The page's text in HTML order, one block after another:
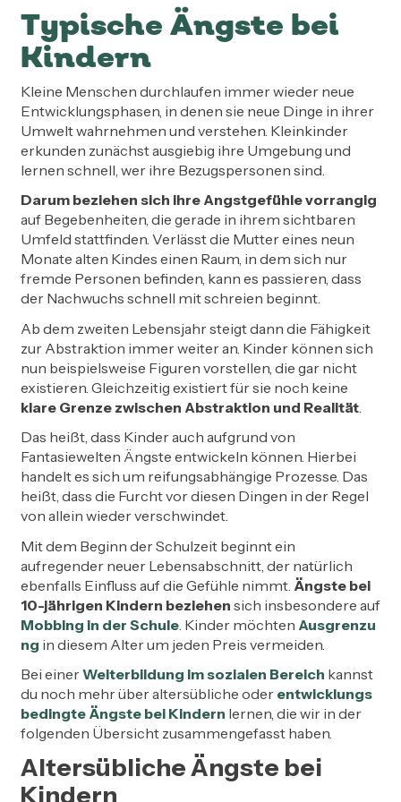
Typische Ängste bei
Kindern
Kleine Menschen durchlaufen immer wieder neue
Entwicklungsphasen, in denen sie neue Dinge in ihrer
Umwelt wahrnehmen und verstehen. Kleinkinder
erkunden zunächst ausgiebig ihre Umgebung und
lernen schnell, wer ihre Bezugspersonen sind.
Darum beziehen sich ihre Angstgefühle vorrangig
auf Begebenheiten, die gerade in ihrem sichtbaren
Umfeld stattfinden. Verlässt die Mutter eines neun
Monate alten Kindes einen Raum, in dem sich nur
fremde Personen befinden, kann es passieren, dass
der Nachwuchs schnell mit schreien beginnt.
Ab dem zweiten Lebensjahr steigt dann die Fähigkeit
zur Abstraktion immer weiter an. Kinder können sich
nun beispielsweise Figuren vorstellen, die gar nicht
existieren. Gleichzeitig existiert für sie noch keine
klare Grenze zwischen Abstraktion und Realität.
Das heißt, dass Kinder auch aufgrund von
Fantasiewelten Ängste entwickeln können. Hierbei
handelt es sich um reifungsabhängige Prozesse. Das
heißt, dass die Furcht vor diesen Dingen in der Regel
von allein wieder verschwindet.
Mit dem Beginn der Schulzeit beginnt ein
aufregender neuer Lebensabschnitt, der natürlich
ebenfalls Einfluss auf die Gefühle nimmt. Ängste bei
10-jährigen Kindern beziehen sich insbesondere auf
Mobbing in der Schule. Kinder möchten Ausgrenzu
ng in diesem Alter um jeden Preis vermeiden.
Bei einerWeiterbildung im sozialen Bereich kannst
du noch mehr über altersübliche oder entwicklungs
bedingte Ängste bei Kindern lernen, die wir in der
folgenden Übersicht zusammengefasst haben.
Altersübliche Ängste bei
Kindern